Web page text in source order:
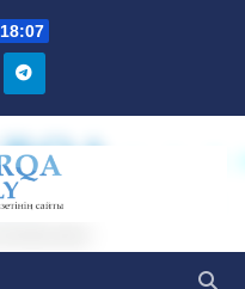
18:07